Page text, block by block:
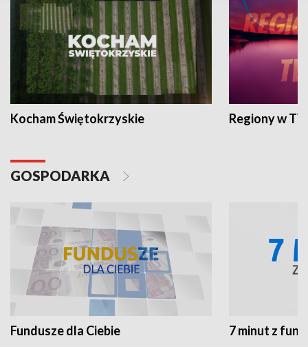
Kocham Świętokrzyskie Regiony w
GOSPODARKA
Fundusze dla Ciebie 7 minut z